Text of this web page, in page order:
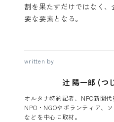
割を果たすだけではなく
要な要素となる。
written by
辻 陽一郎 (つ
オルタナ特約記者、NPO新聞
NPO・NGOやボランティア、
などを中心に取材。